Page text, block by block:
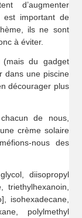
d’augmenter
est important de
ils ne sont
à éviter.
(mais du gadget
dans une piscine
décourager plus
de nous,
crème solaire
nous des
diisopropyl
triethylhexanoin,
isohexadecane,
polylmethyl